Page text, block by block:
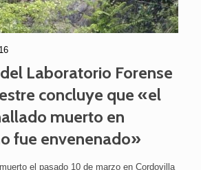
Laboratorio Forense
concluye que «el
muerto en
fue envenenado»
el pasado 10 de marzo en Cordovilla